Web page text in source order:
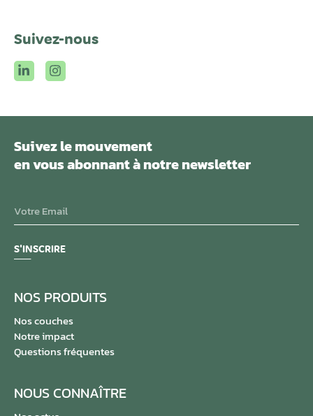
Suivez-nous
Suivez le mouvement
en vous abonnant à notre newsletter
S'INSCRIRE
NOS PRODUITS
Nos couches
Notre impact
Questions fréquentes
NOUS CONNAÎTRE